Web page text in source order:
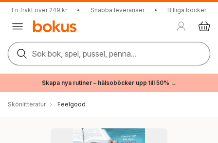
Fri frakt över 249 kr • Snabba leveranser • Billiga böcker
Sök bok, spel, pussel, penna...
Skapa nya rutiner – hälsoböcker upp till 50% →
Skönlitteratur Feelgood